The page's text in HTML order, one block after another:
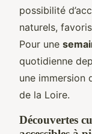
possibilité
naturels,
Pour une
quotidienne
une immersion
de la Loire.
Découvertes